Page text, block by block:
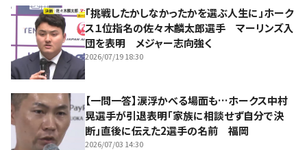
「挑戦したかしなかったかを選ぶ人生に」ホーク
ス１位指名の佐々木麟太郎選手 マーリンズ入
団を表明 メジャー志向強く
2026/07/19 18:30
【一問一答】涙浮かべる場面も…ホークス中村
晃選手が引退表明「家族に相談せず自分で決
断」直後に伝えた2選手の名前 福岡
2026/07/03 14:30